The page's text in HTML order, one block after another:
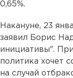
0,65%.
Накануне, 23
заявил Борис
инициативы".
политика хочет
на случай